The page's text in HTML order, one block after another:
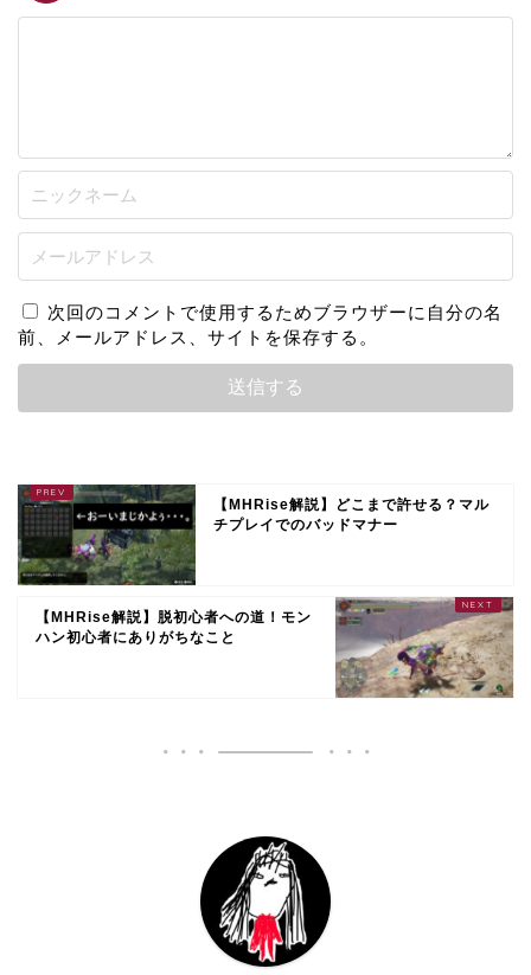
次回のコメントで使用するためブラウザーに自分の名
前、メールアドレス、サイトを保存する。
【MHRise解説】どこまで許せる？マル
チプレイでのバッドマナー
【MHRise解説】脱初心者への道！モン
ハン初心者にありがちなこと